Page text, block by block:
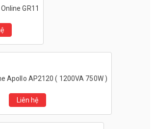
GR11
Apollo AP2120 ( 1200VA 750W )
Liên hệ